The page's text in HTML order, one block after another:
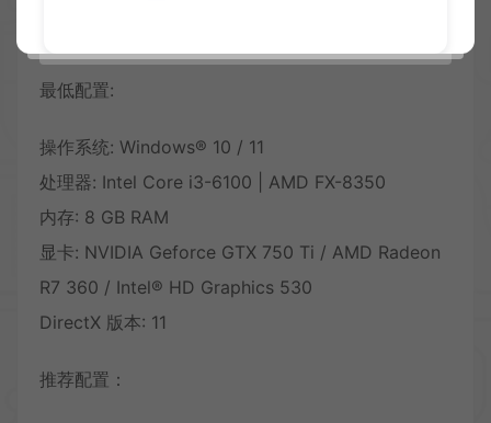
最低配置:
操作系统: Windows® 10 / 11
处理器: Intel Core i3-6100 | AMD FX-8350
内存: 8 GB RAM
显卡: NVIDIA Geforce GTX 750 Ti / AMD Radeon
R7 360 / Intel® HD Graphics 530
DirectX 版本: 11
推荐配置：